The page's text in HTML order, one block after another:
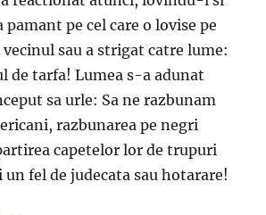
pe cel care o lovise pe
sau a strigat catre lume:
de tarfa! Lumea s-a adunat
sa urle: Sa ne razbunam
razbunarea pe negri
capetelor lor de trupuri
un fel de judecata sau hotarare!